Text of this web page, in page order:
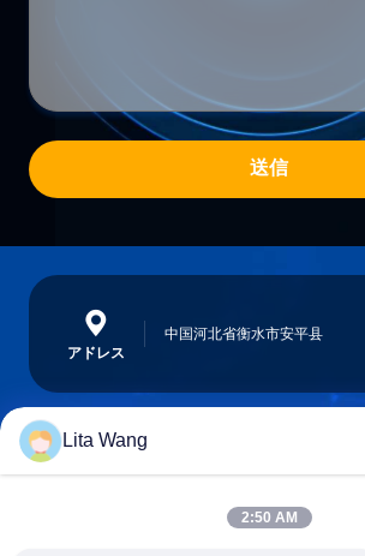
送信
アドレス
中国河北省衡水市安平县
Lita Wang
2:50 AM